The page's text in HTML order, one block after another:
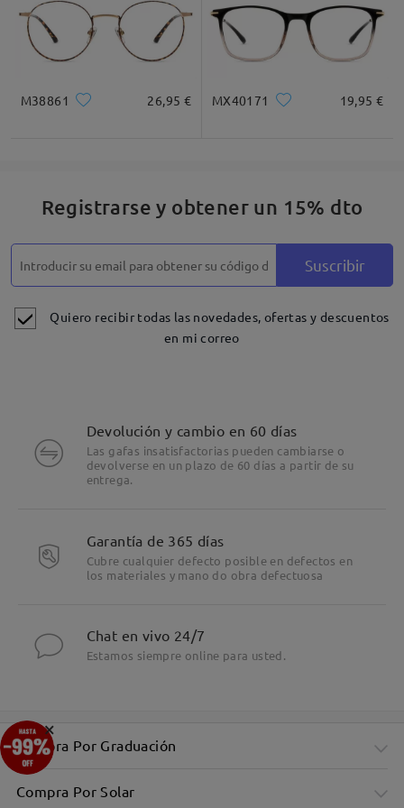
M38861 26,95 € MX40171 19,95 €
Registrarse y obtener un 15% dto
Suscribir
Quiero recibir todas las novedades, ofertas y descuentos
en mi correo
Devolución y cambio en 60 días
Las gafas insatisfactorias pueden cambiarse o
devolverse en un plazo de 60 días a partir de su
entrega.
Garantía de 365 días
Cubre cualquier defecto posible en defectos en
los materiales y mano do obra defectuosa
Chat en vivo 24/7
Estamos siempre online para usted.
Compra Por Graduación
Compra Por Solar
×